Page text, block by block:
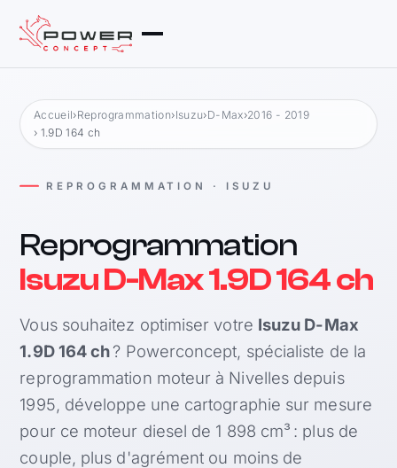
Accueil›Reprogrammation›Isuzu›D-Max›2016 - 2019
› 1.9D 164 ch
REPROGRAMMATION · ISUZU
Reprogrammation
Isuzu D-Max 1.9D 164 ch
Vous souhaitez optimiser votre Isuzu D-Max
1.9D 164 ch? Powerconcept, spécialiste de la
reprogrammation moteur à Nivelles depuis
1995, développe une cartographie sur mesure
pour ce moteur diesel de 1 898 cm³ : plus de
couple, plus d'agrément ou moins de